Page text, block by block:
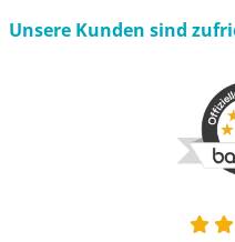
Unsere Kunden sind